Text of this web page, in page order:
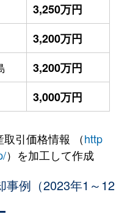
3,250万円
3,200万円
3,200万円
3,000万円
引価格情報 （http
）を加工して作成
事例（2023年1～12